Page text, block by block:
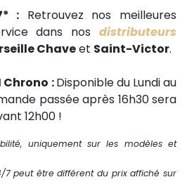
: Retrouvez nos meilleures
dans nos distributeurs
Chaveet Saint-Victor.
Chrono :Disponible du Lundi au
passée après 16h30 sera
12h00 !
uniquement sur les modèles et
7 peut être différent du prix affiché sur